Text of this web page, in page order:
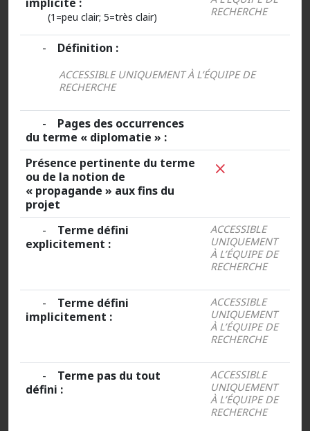
(1=peu clair; 5=très clair)
RECHERCHE
- Définition :
ACCESSIBLE UNIQUEMENT À L’ÉQUIPE DE
RECHERCHE
- Pages des occurrences
du terme « diplomatie » :
Présence pertinente du terme
ou de la notion de
« propagande » aux fins du
projet
- Terme défini
explicitement :
ACCESSIBLE
UNIQUEMENT
À L’ÉQUIPE DE
RECHERCHE
- Terme défini
implicitement :
ACCESSIBLE
UNIQUEMENT
À L’ÉQUIPE DE
RECHERCHE
- Terme pas du tout
défini :
ACCESSIBLE
UNIQUEMENT
À L’ÉQUIPE DE
RECHERCHE